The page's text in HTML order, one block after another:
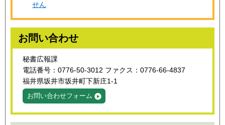
せん
お問い合わせ
秘書広報課
電話番号：0776-50-3012 ファクス：0776-66-4837
福井県坂井市坂井町下新庄1-1
お問い合わせフォーム